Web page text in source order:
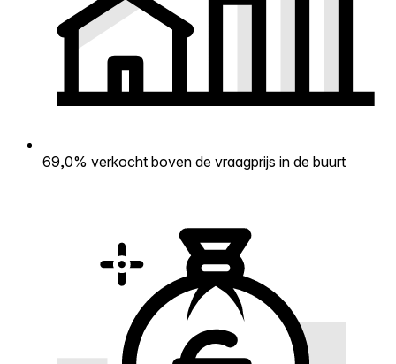
69,0% verkocht boven de vraagprijs in de buurt